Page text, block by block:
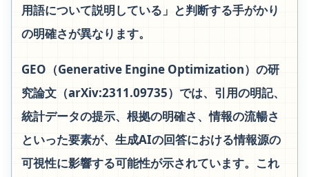
用語について説明している」と判断する手がかり
の明確さが異なります。
GEO（Generative Engine Optimization）の研
究論文（arXiv:2311.09735）では、引用の明記、
統計データの提示、根拠の明確さ、情報の流暢さ
といった要素が、生成AIの回答における情報源の
可視性に影響する可能性が示されています。これ